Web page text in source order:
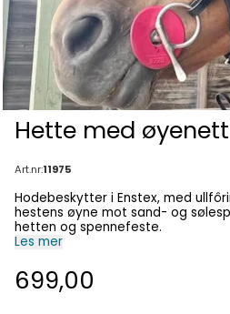
Hette med
Art.nr:11975
Hodebeskytter i Enstex, med
hestens øyne mot sand- og
hetten og spennefeste.
Les mer
699,00